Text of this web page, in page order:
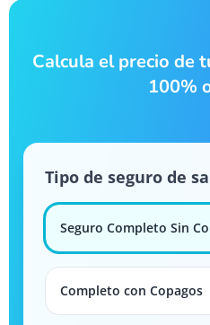
Calcula el precio de
100%
Tipo de seguro de
Seguro Completo Sin
Completo con Copagos